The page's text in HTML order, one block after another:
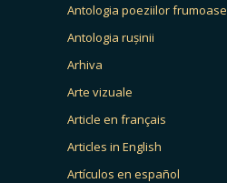
Antologia poeziilor frumoase
Antologia rușinii
Arhiva
Arte vizuale
Article en français
Articles in English
Artículos en español